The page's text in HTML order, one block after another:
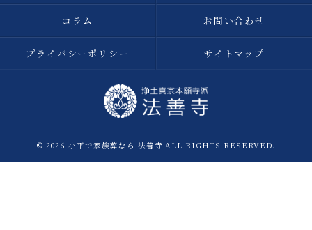
コラム お問い合わせ
プライバシーポリシー サイトマップ
© 2026 小平で家族葬なら 法善寺 ALL RIGHTS RESERVED.